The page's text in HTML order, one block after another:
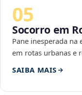
05
Socorro em
Pane inesperada na
em rotas urbanas e
SAIBA MAIS